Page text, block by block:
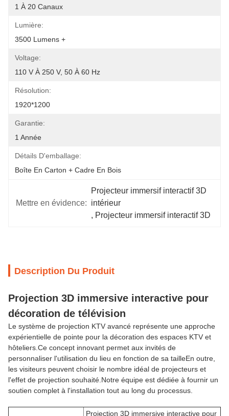
1 À 20 Canaux
Lumière:
3500 Lumens +
Voltage:
110 V À 250 V, 50 À 60 Hz
Résolution:
1920*1200
Garantie:
1 Année
Détails D'emballage:
Boîte En Carton + Cadre En Bois
Mettre en évidence:
Projecteur immersif interactif 3D
intérieur
, Projecteur immersif interactif 3D
Description Du Produit
Projection 3D immersive interactive pour
décoration de télévision
Le système de projection KTV avancé représente une approche
expérientielle de pointe pour la décoration des espaces KTV et
hôteliers.Ce concept innovant permet aux invités de
personnaliser l'utilisation du lieu en fonction de sa tailleEn outre,
les visiteurs peuvent choisir le nombre idéal de projecteurs et
l'effet de projection souhaité.Notre équipe est dédiée à fournir un
soutien complet à l'installation tout au long du processus.
Projection 3D immersive interactive pour